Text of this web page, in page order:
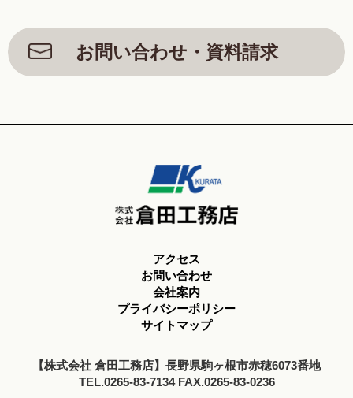
お問い合わせ・資料請求
アクセス
お問い合わせ
会社案内
プライバシーポリシー
サイトマップ
【株式会社 倉田工務店】長野県駒ヶ根市赤穂6073番地
TEL.0265-83-7134 FAX.0265-83-0236